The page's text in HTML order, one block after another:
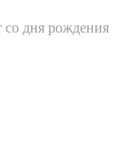
дня рождения